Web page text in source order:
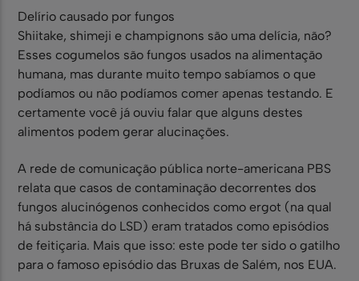
Delírio causado por fungos
Shiitake, shimeji e champignons são uma delícia, não?
Esses cogumelos são fungos usados na alimentação
humana, mas durante muito tempo sabíamos o que
podíamos ou não podíamos comer apenas testando. E
certamente você já ouviu falar que alguns destes
alimentos podem gerar alucinações.
A rede de comunicação pública norte-americana PBS
relata que casos de contaminação decorrentes dos
fungos alucinógenos conhecidos como ergot (na qual
há substância do LSD) eram tratados como episódios
de feitiçaria. Mais que isso: este pode ter sido o gatilho
para o famoso episódio das Bruxas de Salém, nos EUA.